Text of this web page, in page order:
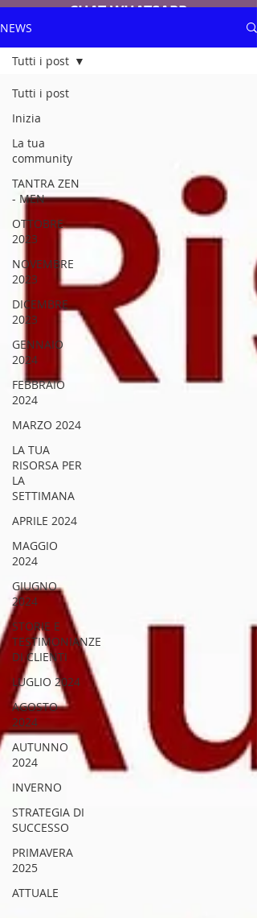
CHAT WHATSAPP
NEWS
Tutti i post
Inizia
La tua
community
TANTRA ZEN
- MEN
OTTOBRE
2023
NOVEMBRE
2023
DICEMBRE
2023
GENNAIO
2024
FEBBRAIO
2024
MARZO 2024
LA TUA
RISORSA PER
LA
SETTIMANA
APRILE 2024
MAGGIO
2024
GIUGNO
2024
STORIE E
TESTIMONIANZE
DI CLIENTI
LUGLIO 2024
AGOSTO
2024
AUTUNNO
2024
INVERNO
STRATEGIA DI
SUCCESSO
PRIMAVERA
2025
ATTUALE
Tutti i post